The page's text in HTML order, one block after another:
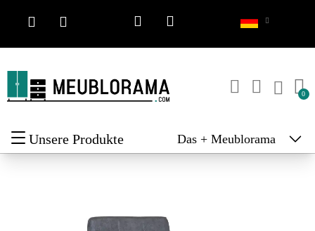
Unsere Produkte Das + Meublorama